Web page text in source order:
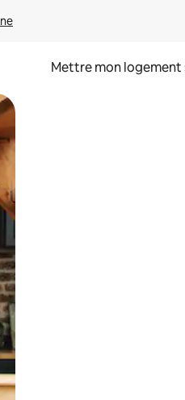
Mettre mon logement